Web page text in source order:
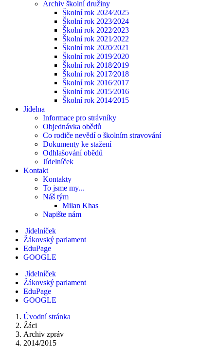
Archiv školní družiny
Školní rok 2024⁄2025
Školní rok 2023⁄2024
Školní rok 2022⁄2023
Školní rok 2021⁄2022
Školní rok 2020⁄2021
Školní rok 2019⁄2020
Školní rok 2018⁄2019
Školní rok 2017⁄2018
Školní rok 2016⁄2017
Školní rok 2015⁄2016
Školní rok 2014⁄2015
Jídelna
Informace pro strávníky
Objednávka obědů
Co rodiče nevědí o školním stravování
Dokumenty ke stažení
Odhlašování obědů
Jídelníček
Kontakt
Kontakty
To jsme my...
Náš tým
Milan Khas
Napište nám
Jídelníček
Žákovský parlament
EduPage
GOOGLE
Jídelníček
Žákovský parlament
EduPage
GOOGLE
Úvodní stránka
Žáci
Archiv zpráv
2014/2015